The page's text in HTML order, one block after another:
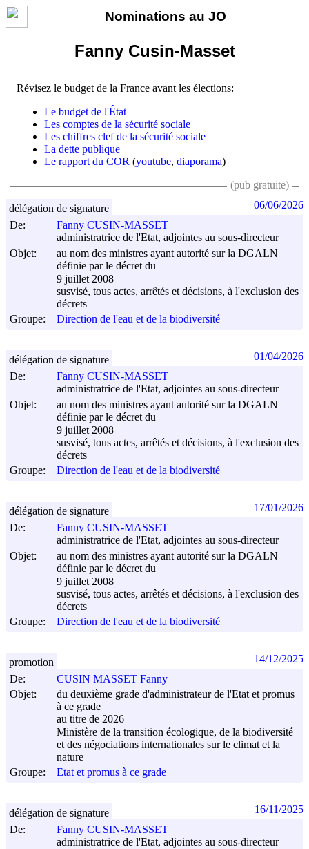
Nominations au JO
Fanny Cusin-Masset
Révisez le budget de la France avant les élections:
Le budget de l'État
Les comptes de la sécurité sociale
Les chiffres clef de la sécurité sociale
La dette publique
Le rapport du COR (youtube, diaporama)
(pub gratuite)
De:
Fanny CUSIN-MASSET
administratrice de l'Etat, adjointes au sous-directeur
Objet:
au nom des ministres ayant autorité sur la DGALN
définie par le décret du
9 juillet 2008
susvisé, tous actes, arrêtés et décisions, à l'exclusion des
décrets
Groupe:
Direction de l'eau et de la biodiversité
délégation de signature 06/06/2026
De:
Fanny CUSIN-MASSET
administratrice de l'Etat, adjointes au sous-directeur
Objet:
au nom des ministres ayant autorité sur la DGALN
définie par le décret du
9 juillet 2008
susvisé, tous actes, arrêtés et décisions, à l'exclusion des
décrets
Groupe:
Direction de l'eau et de la biodiversité
délégation de signature 01/04/2026
De:
Fanny CUSIN-MASSET
administratrice de l'Etat, adjointes au sous-directeur
Objet:
au nom des ministres ayant autorité sur la DGALN
définie par le décret du
9 juillet 2008
susvisé, tous actes, arrêtés et décisions, à l'exclusion des
décrets
Groupe:
Direction de l'eau et de la biodiversité
délégation de signature 17/01/2026
De:
CUSIN MASSET Fanny
Objet:
du deuxième grade d'administrateur de l'Etat et promus
à ce grade
au titre de 2026
Ministère de la transition écologique, de la biodiversité
et des négociations internationales sur le climat et la
nature
Groupe:
Etat et promus à ce grade
promotion 14/12/2025
De:
Fanny CUSIN-MASSET
administratrice de l'Etat, adjointes au sous-directeur
délégation de signature 16/11/2025